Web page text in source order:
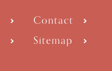
Contact
Sitemap